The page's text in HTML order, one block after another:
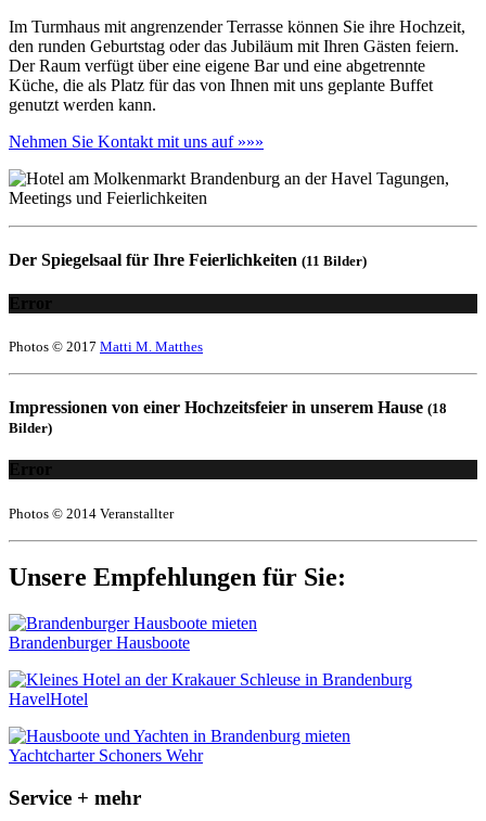
Im Turmhaus mit angrenzender Terrasse können Sie ihre Hochzeit,
den runden Geburtstag oder das Jubiläum mit Ihren Gästen feiern.
Der Raum verfügt über eine eigene Bar und eine abgetrennte
Küche, die als Platz für das von Ihnen mit uns geplante Buffet
genutzt werden kann.
Nehmen Sie Kontakt mit uns auf »»»
Der Spiegelsaal für Ihre Feierlichkeiten (11 Bilder)
Error
Photos © 2017 Matti M. Matthes
Impressionen von einer Hochzeitsfeier in unserem Hause (18
Bilder)
Error
Photos © 2014 Veranstallter
Unsere Empfehlungen für Sie:
Brandenburger Hausboote
HavelHotel
Yachtcharter Schoners Wehr
Service + mehr